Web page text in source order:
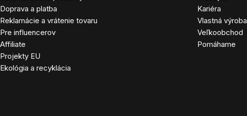
Doprava a platba
Reklamácie a vrátenie tovaru
Pre influencerov
Affiliate
Projekty EU
Ekológia a recyklácia
Kariéra
Vlastná výroba
Veľkoobchod
Pomáhame